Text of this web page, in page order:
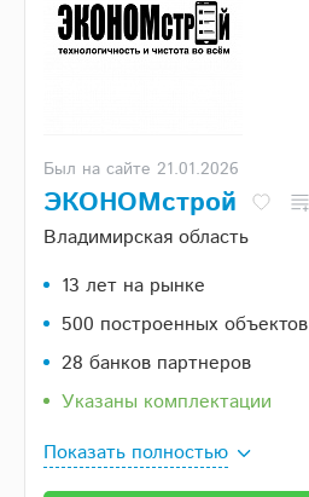
Был на сайте 21.01.2026
ЭКОНОМстрой
Владимирская область
13 лет на рынке
500 построенных объектов
28 банков партнеров
Указаны комплектации
Показать полностью